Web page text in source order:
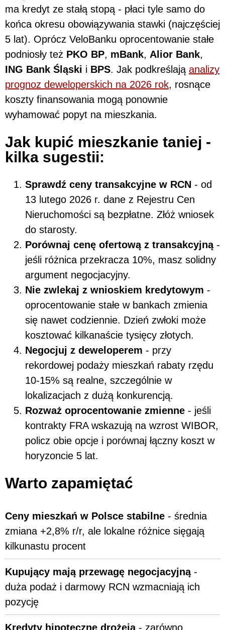
ma kredyt ze stałą stopą - płaci tyle samo do
końca okresu obowiązywania stawki (najczęściej
5 lat). Oprócz VeloBanku oprocentowanie stałe
podniosły też PKO BP, mBank, Alior Bank,
ING Bank Śląski i BPS. Jak podkreślają analizy
prognoz deweloperskich na 2026 rok, rosnące
koszty finansowania mogą ponownie
wyhamować popyt na mieszkania.
Jak kupić mieszkanie taniej -
kilka sugestii:
Sprawdź ceny transakcyjne w RCN - od
13 lutego 2026 r. dane z Rejestru Cen
Nieruchomości są bezpłatne. Złóż wniosek
do starosty.
Porównaj cenę ofertową z transakcyjną-
jeśli różnica przekracza 10%, masz solidny
argument negocjacyjny.
Nie zwlekaj z wnioskiem kredytowym -
oprocentowanie stałe w bankach zmienia
się nawet codziennie. Dzień zwłoki może
kosztować kilkanaście tysięcy złotych.
Negocjuj z deweloperem - przy
rekordowej podaży mieszkań rabaty rzędu
10-15% są realne, szczególnie w
lokalizacjach z dużą konkurencją.
Rozważ oprocentowanie zmienne - jeśli
kontrakty FRA wskazują na wzrost WIBOR,
policz obie opcje i porównaj łączny koszt w
horyzoncie 5 lat.
Warto zapamiętać
Ceny mieszkań w Polsce stabilne - średnia
zmiana +2,8% r/r, ale lokalne różnice sięgają
kilkunastu procent
Kupujący mają przewagę negocjacyjną-
duża podaż i darmowy RCN wzmacniają ich
pozycję
Kredyty hipoteczne drożeją - zarówno